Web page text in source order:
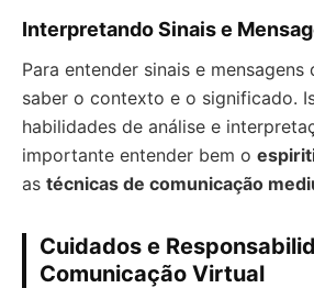
Interpretando Sinais e
Para entender sinais e
saber o contexto e o significado.
habilidades de análise e
importante entender bem o
as técnicas de comunicação
Cuidados e
Comunicação Virtual